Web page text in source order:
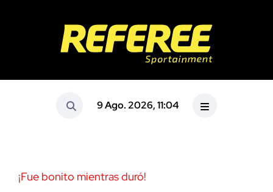
9 Ago. 2026, 11:04
¡Fue bonito mientras duró!